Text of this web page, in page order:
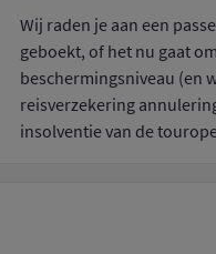
Wij raden je aan een
geboekt, of het nu gaat
beschermingsniveau (en
reisverzekering
insolventie van de